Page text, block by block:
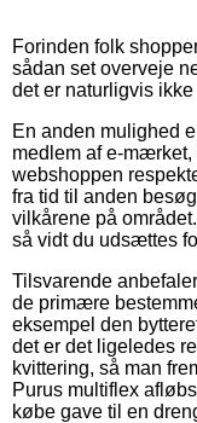
Forinden folk
sådan set overveje
det er naturligvis
En anden mulighed
medlem af e-
webshoppen
fra tid til anden
vilkårene på
så vidt du udsættes
Tilsvarende
de primære
eksempel den
det er det ligeledes
kvittering, så man
Purus multiflex
købe gave til en